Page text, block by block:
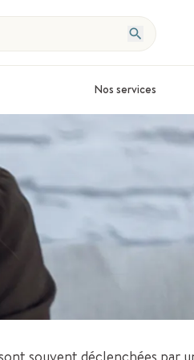
Nos services
souvent déclenchées par